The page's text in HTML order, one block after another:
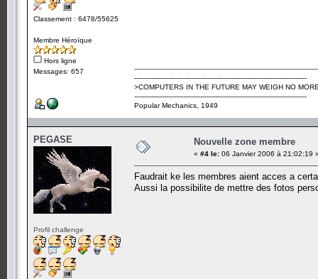
Classement : 6478/55625
Membre Héroïque
Hors ligne
Messages: 657
---------------------------------------------------------------------------------
>COMPUTERS IN THE FUTURE MAY WEIGH NO
---------------------------------------------------------------------------------
Popular Mechanics, 1949
PEGASE
Profil challenge
Nouvelle zone membre
« #4 le: 06 Janvier 2006 à 21:02:19
Faudrait ke les membres aient acces a
Aussi la possibilite de mettre des fotos